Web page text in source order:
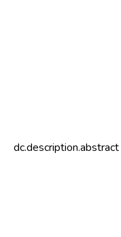
dc.description.abstract